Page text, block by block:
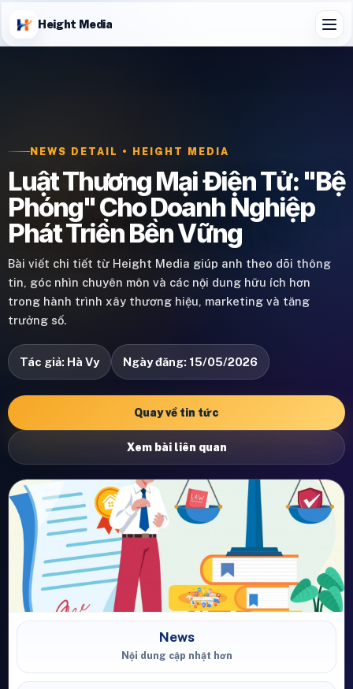
Height Media
NEWS DETAIL • HEIGHT MEDIA
Luật Thương Mại Điện Tử: "Bệ
Phóng" Cho Doanh Nghiệp
Phát Triển Bền Vững
Bài viết chi tiết từ Height Media giúp anh theo dõi thông
tin, góc nhìn chuyên môn và các nội dung hữu ích hơn
trong hành trình xây thương hiệu, marketing và tăng
trưởng số.
Tác giả: Hà Vy Ngày đăng: 15/05/2026
Quay về tin tức
Xem bài liên quan
News
Nội dung cập nhật hơn